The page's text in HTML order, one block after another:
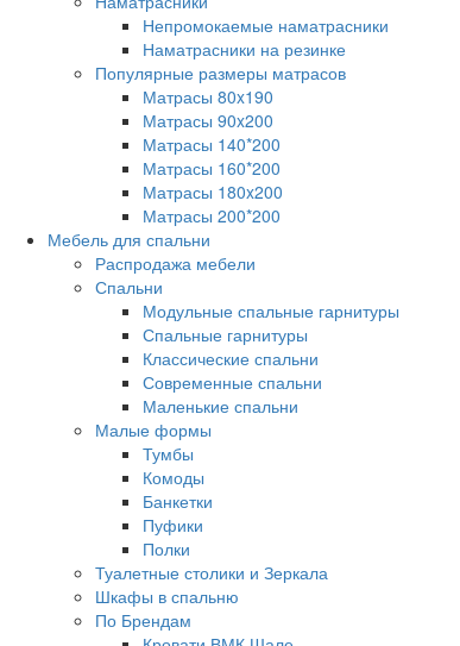
Непромокаемые наматрасники
Наматрасники на резинке
Популярные размеры матрасов
Матрасы 80x190
Матрасы 90x200
Матрасы 140*200
Матрасы 160*200
Матрасы 180x200
Матрасы 200*200
Мебель для спальни
Распродажа мебели
Спальни
Модульные спальные гарнитуры
Спальные гарнитуры
Классические спальни
Современные спальни
Маленькие спальни
Малые формы
Тумбы
Комоды
Банкетки
Пуфики
Полки
Туалетные столики и Зеркала
Шкафы в спальню
По Брендам